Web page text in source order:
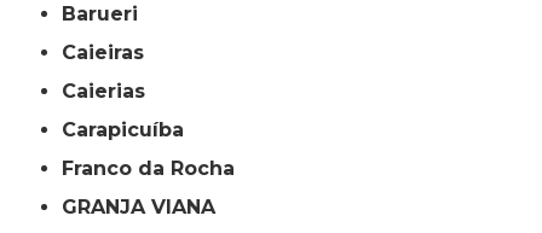
Barueri
Caieiras
Caierias
Carapicuíba
Franco da Rocha
GRANJA VIANA